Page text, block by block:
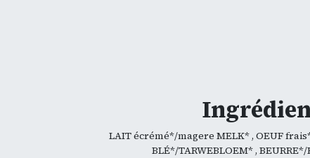
LAIT écrémé*/magere MELK* , OEUF
BLÉ*/TARWEBLOEM* ,